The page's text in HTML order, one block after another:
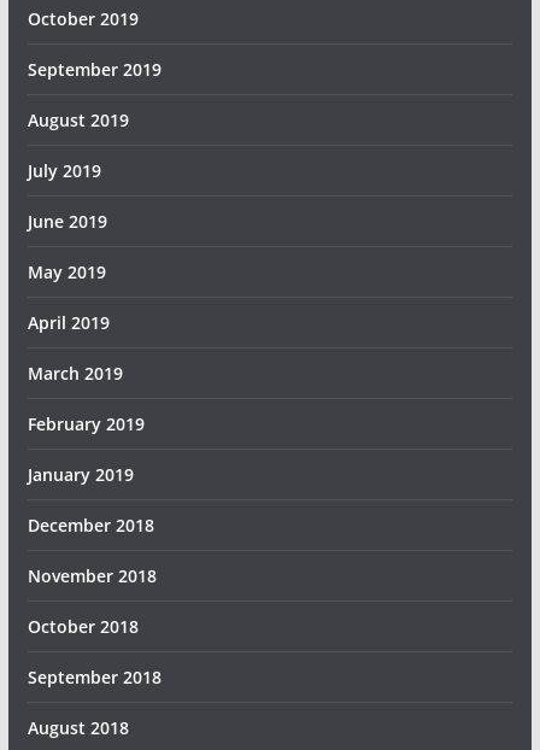
October 2019
September 2019
August 2019
July 2019
June 2019
May 2019
April 2019
March 2019
February 2019
January 2019
December 2018
November 2018
October 2018
September 2018
August 2018